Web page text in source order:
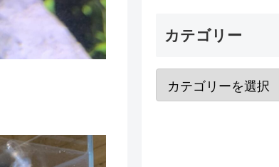
カテゴリー